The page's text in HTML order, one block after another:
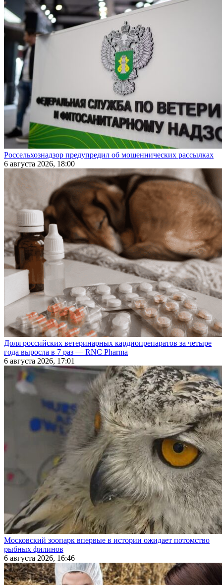
Россельхознадзор предупредил об мошеннических рассылках
6 августа 2026, 18:00
Доля российских ветеринарных кардиопрепаратов за четыре
года выросла в 7 раз — RNC Pharma
6 августа 2026, 17:01
Московский зоопарк впервые в истории ожидает потомство
рыбных филинов
6 августа 2026, 16:46